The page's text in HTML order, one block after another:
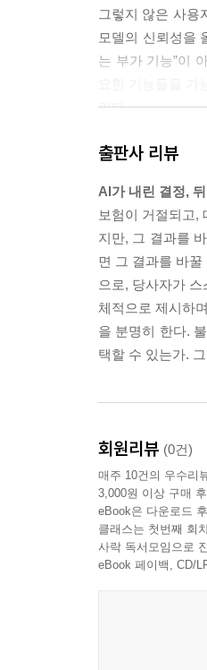
그렇지 않은 사용
모델의 신뢰성을
는 부가 기능”이
라다.
정보가 포함된 이
축했다. 단일 모
핵심 위험 요인이
정을 받은 남성과
을 무시할 때 구제
－06_“건강 리스
알고리즘적 구제
－09_“알고리즘
--- 본문 중에서
출판사 리뷰
AI가 내린 결정,
보험이 거절되고,
지만, 그 결과를
면 그 결과를 바
으로, 당사자가
체적으로 제시하
을 분명히 한다.
택할 수 있는가.
회원리뷰 (0건)
매주 10건의 우수리
3,000원 이상 구매
eBook은 다운로드
클래스는 첫번째 회
사락 독서모임으로
eBook 페이백, CD/